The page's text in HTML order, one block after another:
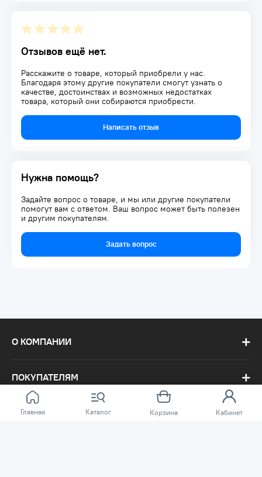
Главная Каталог Корзина Кабинет
Пластиковое стусло 1 шт.
Обушковая пила 1 шт.
Упаковка 1 шт.
Отзывов ещё нет.
Расскажите о товаре, который приобрели у нас.
Благодаря этому другие покупатели смогут узнать о
качестве, достоинствах и возможных недостатках
товара, который они собираются приобрести.
Написать отзыв
Нужна помощь?
Задайте вопрос о товаре, и мы или другие покупатели
помогут вам с ответом. Ваш вопрос может быть полезен
и другим покупателям.
Задать вопрос
О КОМПАНИИ
ПОКУПАТЕЛЯМ